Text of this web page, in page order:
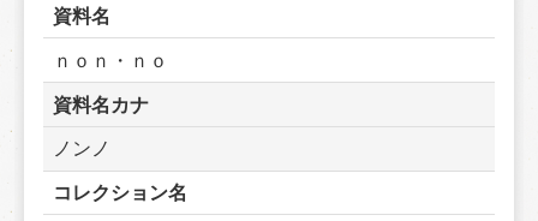
資料名
ｎｏｎ・ｎｏ
資料名カナ
ノンノ
コレクション名